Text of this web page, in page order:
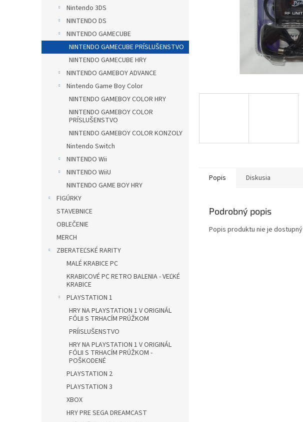
Nintendo 3DS
NINTENDO DS
NINTENDO GAMECUBE
NINTENDO GAMECUBE PRÍSLUŠENSTVO
NINTENDO GAMECUBE HRY
NINTENDO GAMEBOY ADVANCE
Nintendo Game Boy Color
NINTENDO GAMEBOY COLOR HRY
NINTENDO GAMEBOY COLOR
PRÍSLUŠENSTVO
NINTENDO GAMEBOY COLOR KONZOLY
Nintendo Switch
NINTENDO Wii
NINTENDO WiiU
NINTENDO GAME BOY HRY
FIGÚRKY
STAVEBNICE
OBLEČENIE
MERCH
ZBERATEĽSKÉ RARITY
MALÉ KRABICE PC
KRABICOVÉ PC RETRO BALENIA - VEĽKÉ
KRABICE
PLAYSTATION 1
HRY NA PLAYSTATION 1 V ORIGINÁL
FÓLII S TRHACÍM PRÚŽKOM
PRÍISLUŠENSTVO
HRY NA PLAYSTATION 1 V ORIGINÁL
FÓLII S TRHACÍM PRÚŽKOM -
POŠKODENÉ
PLAYSTATION 2
PLAYSTATION 3
XBOX
HRY PRE SEGA DREAMCAST
Popis Diskusia
Podrobný popis
Popis produktu nie je dostupný